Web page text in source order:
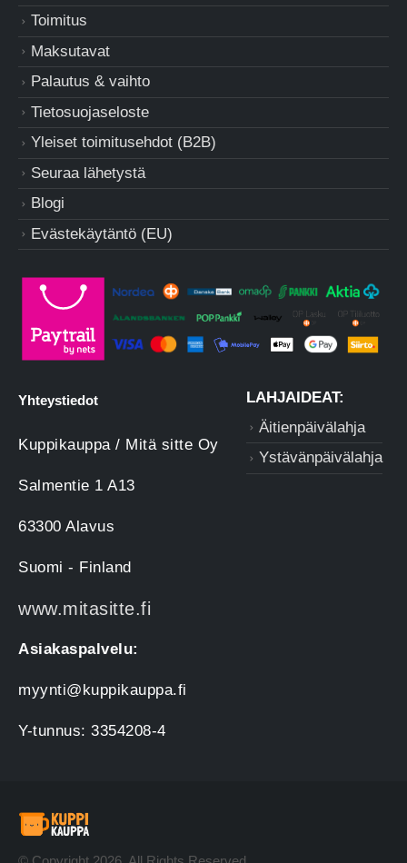
Toimitus
Maksutavat
Palautus & vaihto
Tietosuojaseloste
Yleiset toimitusehdot (B2B)
Seuraa lähetystä
Blogi
Evästekäytäntö (EU)
Yhteystiedot
Kuppikauppa / Mitä sitte Oy
Salmentie 1 A13
63300 Alavus
Suomi - Finland
www.mitasitte.fi
Asiakaspalvelu:
myynti@kuppikauppa.fi
Y-tunnus: 3354208-4
LAHJAIDEAT:
Äitienpäivälahja
Ystävänpäivälahja